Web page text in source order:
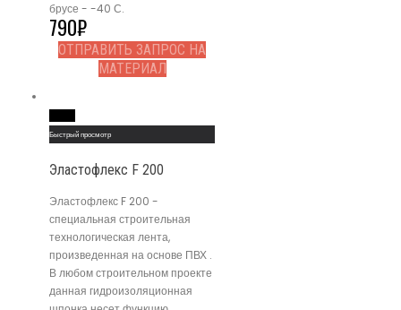
брусе - -40 С.
790₽
ОТПРАВИТЬ ЗАПРОС НА
МАТЕРИАЛ
Быстрый просмотр
Эластофлекс F 200
Эластофлекс F 200 -
специальная строительная
технологическая лента,
произведенная на основе ПВХ .
В любом строительном проекте
данная гидроизоляционная